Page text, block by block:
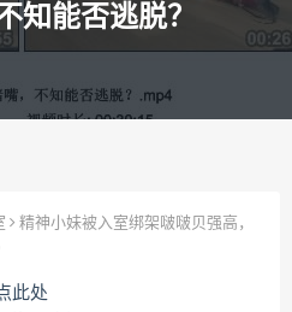
知能否逃脱？
精神小妹被入室绑架啵啵贝强高，
此处